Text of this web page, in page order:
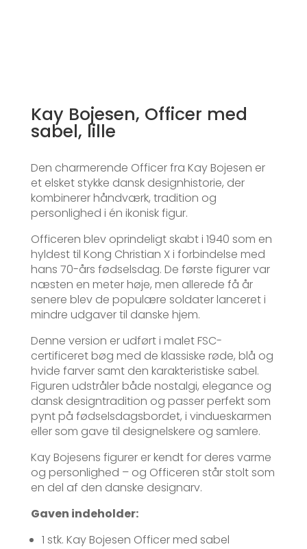
Kay Bojesen, Officer med
sabel, lille
Den charmerende Officer fra Kay Bojesen er
et elsket stykke dansk designhistorie, der
kombinerer håndværk, tradition og
personlighed i én ikonisk figur.
Officeren blev oprindeligt skabt i 1940 som en
hyldest til Kong Christian X i forbindelse med
hans 70-års fødselsdag. De første figurer var
næsten en meter høje, men allerede få år
senere blev de populære soldater lanceret i
mindre udgaver til danske hjem.
Denne version er udført i malet FSC-
certificeret bøg med de klassiske røde, blå og
hvide farver samt den karakteristiske sabel.
Figuren udstråler både nostalgi, elegance og
dansk designtradition og passer perfekt som
pynt på fødselsdagsbordet, i vindueskarmen
eller som gave til designelskere og samlere.
Kay Bojesens figurer er kendt for deres varme
og personlighed – og Officeren står stolt som
en del af den danske designarv.
Gaven indeholder:
1 stk. Kay Bojesen Officer med sabel